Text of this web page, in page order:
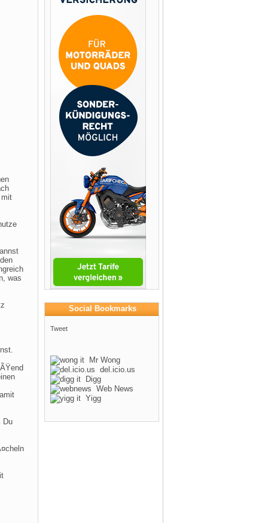
mit
was
Du
Social Bookmarks
Tweet
Mr Wong
del.icio.us
Digg
Web News
Yigg